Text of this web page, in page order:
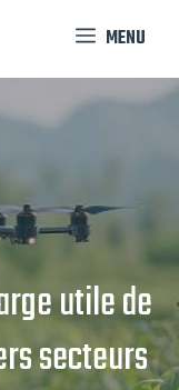
MENU
utile de
secteurs